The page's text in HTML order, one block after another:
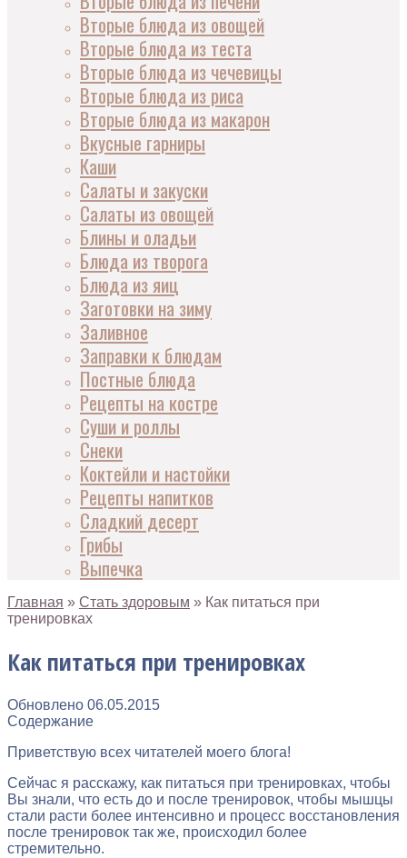
Вторые блюда из овощей
Вторые блюда из теста
Вторые блюда из чечевицы
Вторые блюда из риса
Вторые блюда из макарон
Вкусные гарниры
Каши
Салаты и закуски
Салаты из овощей
Блины и оладьи
Блюда из творога
Блюда из яиц
Заготовки на зиму
Заливное
Заправки к блюдам
Постные блюда
Рецепты на костре
Суши и роллы
Снеки
Коктейли и настойки
Рецепты напитков
Сладкий десерт
Грибы
Выпечка
Главная » Стать здоровым » Как питаться при
тренировках
Как питаться при тренировках
Обновлено 06.05.2015
Содержание
Приветствую всех читателей моего блога!
Сейчас я расскажу, как питаться при тренировках, чтобы
Вы знали, что есть до и после тренировок, чтобы мышцы
стали расти более интенсивно и процесс восстановления
после тренировок так же, происходил более
стремительно.